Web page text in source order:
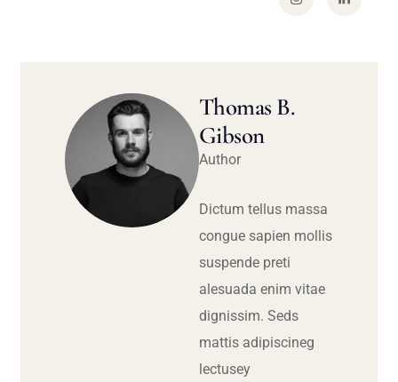
Thomas B.
Gibson
Author
Dictum tellus massa
congue sapien mollis
suspende preti
alesuada enim vitae
dignissim. Seds
mattis adipiscineg
lectusey